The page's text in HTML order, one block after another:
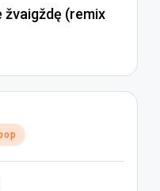
žvaigždę (remix